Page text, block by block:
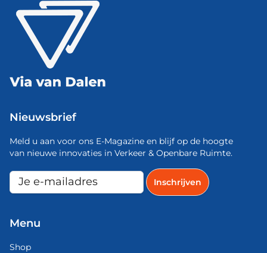
Nieuwsbrief
Meld u aan voor ons E-Magazine en blijf op de hoogte
van nieuwe innovaties in Verkeer & Openbare Ruimte.
Menu
Shop